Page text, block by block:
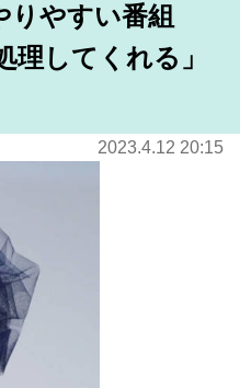
りやすい番組
してくれる」
2023.4.12 20:15